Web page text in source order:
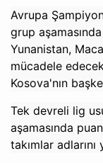
Avrupa
grup
Yunanistan,
mücadele
Kosova'nın
Tek devreli lig
aşamasında
takımlar